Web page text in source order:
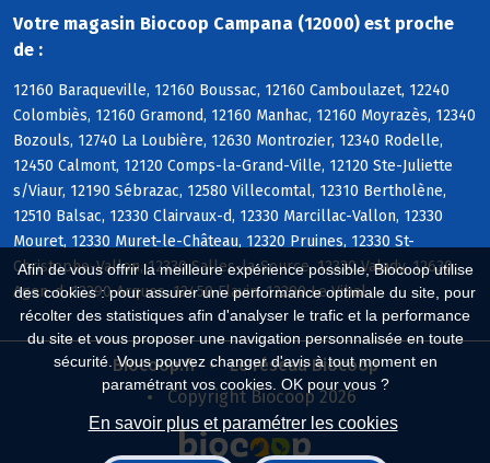
Afin de vous offrir la meilleure expérience possible, Biocoop utilise
des cookies : pour assurer une performance optimale du site, pour
récolter des statistiques afin d'analyser le trafic et la performance
du site et vous proposer une navigation personnalisée en toute
sécurité. Vous pouvez changer d'avis à tout moment en
paramétrant vos cookies. OK pour vous ?
En savoir plus et paramétrer les cookies
Votre magasin Biocoop Campana (12000) est proche
de :
12160 Baraqueville, 12160 Boussac, 12160 Camboulazet, 12240
Colombiès, 12160 Gramond, 12160 Manhac, 12160 Moyrazès, 12340
Bozouls, 12740 La Loubière, 12630 Montrozier, 12340 Rodelle,
12450 Calmont, 12120 Comps-la-Grand-Ville, 12120 Ste-Juliette
s/Viaur, 12190 Sébrazac, 12580 Villecomtal, 12310 Bertholène,
12510 Balsac, 12330 Clairvaux-d, 12330 Marcillac-Vallon, 12330
Mouret, 12330 Muret-le-Château, 12320 Pruines, 12330 St-
Christophe-Vallon, 12330 Salles-la-Source, 12330 Valady, 12630
Agen-d, 12290 Arques, 12450 Flavin, 12290 Le Vibal
Biocoop.fr
Le réseau Biocoop
Copyright Biocoop 2026